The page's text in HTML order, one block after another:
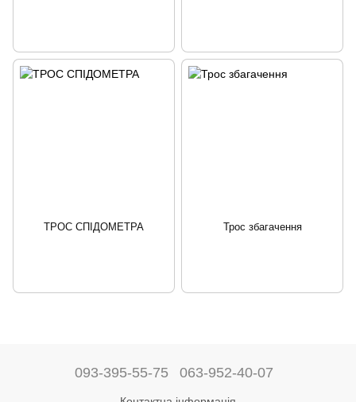
ТРОС СПІДОМЕТРА Трос збагачення
093-395-55-75 063-952-40-07